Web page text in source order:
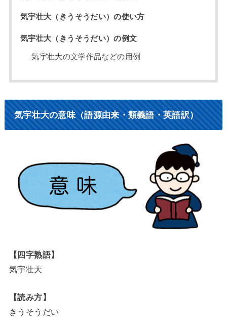
気宇壮大（きうそうだい）の使い方
気宇壮大（きうそうだい）の例文
気宇壮大の文学作品などの用例
気宇壮大の意味（語源由来・類義語・英語訳）
【四字熟語】
気宇壮大
【読み方】
きうそうだい